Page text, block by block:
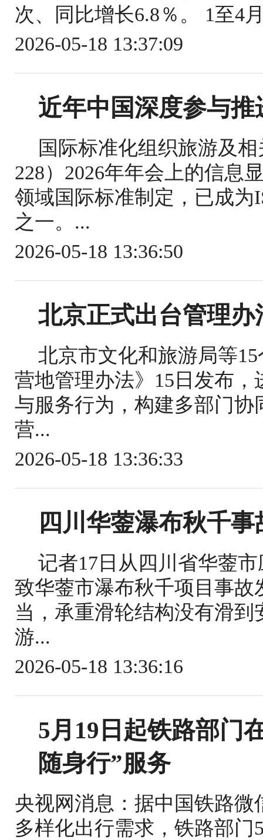
次、同比增长6.8％。 1至4
2026-05-18 13:37:09
近年中国深度参与
国际标准化组织旅游及
228）2026年年会上的信息
领域国际标准制定，已成为
之一。...
2026-05-18 13:36:50
北京正式出台管理
北京市文化和旅游局等
营地管理办法》15日发布
与服务行为，构建多部门
营...
2026-05-18 13:36:33
四川华蓥瀑布秋千
记者17日从四川省华蓥
致华蓥市瀑布秋千项目事
当，承重滑轮结构没有滑
游...
2026-05-18 13:36:16
5月19日起铁路部门
随身行”服务
央视网消息：据中国铁路
多样化出行需求，铁路部门